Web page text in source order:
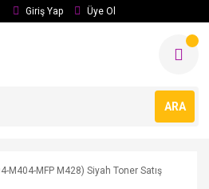
Giriş Yap Üye Ol
ARA